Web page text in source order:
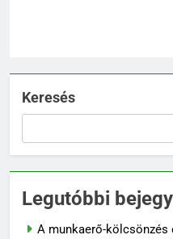
Keresés
Legutóbbi
A munkaerő-